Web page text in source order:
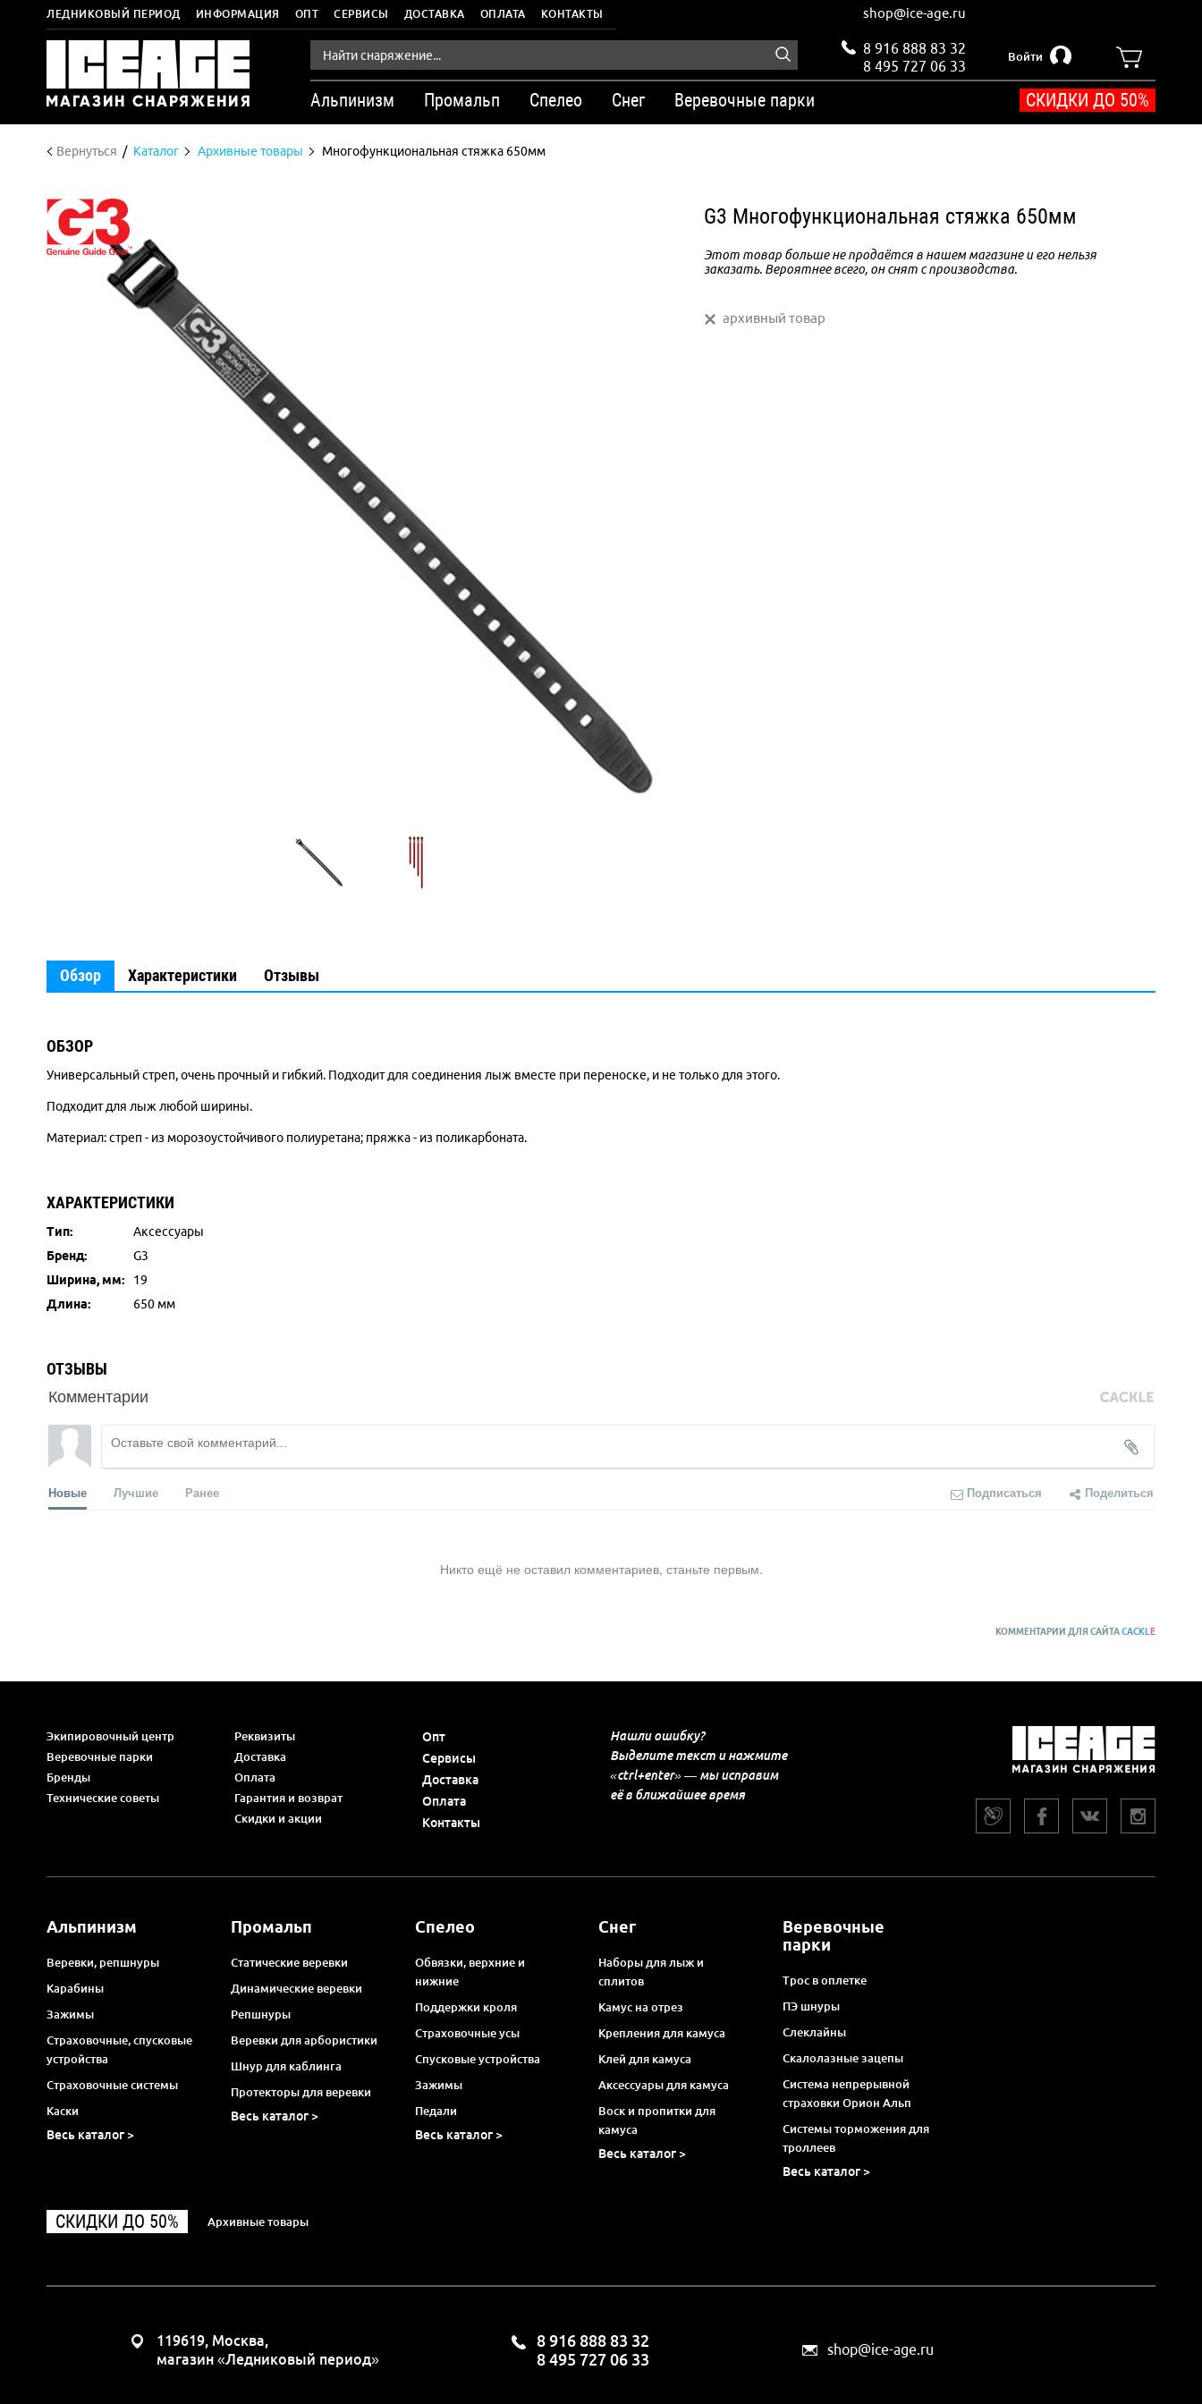
ЛЕДНИКОВЫЙ ПЕРИОД ИНФОРМАЦИЯ ОПТ СЕРВИСЫ ДОСТАВКА ОПЛАТА КОНТАКТЫ shop@ice-age.ru
8 916 888 83 32
8 495 727 06 33
Войти
Альпинизм Промальп Спелео Снег Веревочные парки СКИДКИ ДО 50%
Вернуться Каталог Архивные товары Многофункциональная стяжка 650мм
G3 Многофункциональная стяжка 650мм
Этот товар больше не продаётся в нашем магазине и его нельзя
заказать. Вероятнее всего, он снят с производства.
архивный товар
Обзор Характеристики Отзывы
ОБЗОР
Универсальный стреп, очень прочный и гибкий. Подходит для соединения лыж вместе при переноске, и не только для этого.
Подходит для лыж любой ширины.
Материал: стреп - из морозоустойчивого полиуретана; пряжка - из поликарбоната.
ХАРАКТЕРИСТИКИ
Тип:
Аксессуары
Бренд:
G3
Ширина, мм:
19
Длина:
650 мм
ОТЗЫВЫ
Комментарии
Новые Лучшие Ранее Подписаться Поделиться
Никто ещё не оставил комментариев, станьте первым.
КОММЕНТАРИИ ДЛЯ САЙТАCACKL E
Экипировочный центр
Веревочные парки
Бренды
Технические советы
Реквизиты
Доставка
Оплата
Гарантия и возврат
Скидки и акции
Опт
Сервисы
Доставка
Оплата
Контакты
Нашли ошибку?
Выделите текст и нажмите
«ctrl+enter» — мы исправим
её в ближайшее время
Альпинизм
Веревки, репшнуры
Карабины
Зажимы
Страховочные, спусковые
устройства
Страховочные системы
Каски
Весь каталог >
Промальп
Статические веревки
Динамические веревки
Репшнуры
Веревки для арбористики
Шнур для каблинга
Протекторы для веревки
Весь каталог >
Спелео
Обвязки, верхние и
нижние
Поддержки кроля
Страховочные усы
Спусковые устройства
Зажимы
Педали
Весь каталог >
Снег
Наборы для лыж и
сплитов
Камус на отрез
Крепления для камуса
Клей для камуса
Аксессуары для камуса
Воск и пропитки для
камуса
Весь каталог >
Веревочные
парки
Трос в оплетке
ПЭ шнуры
Слеклайны
Скалолазные зацепы
Система непрерывной
страховки Орион Альп
Системы торможения для
троллеев
Весь каталог >
СКИДКИ ДО 50% Архивные товары
119619, Москва,
магазин «Ледниковый период»
8 916 888 83 32
8 495 727 06 33
shop@ice-age.ru